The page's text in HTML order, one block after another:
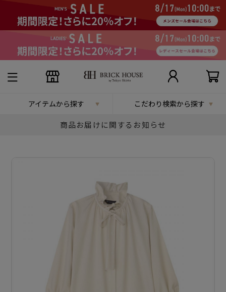
アイテムから探す こだわり検索から探す
商品お届けに関するお知らせ